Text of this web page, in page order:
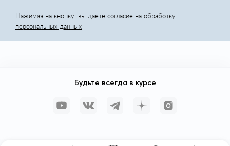
Нажимая на кнопку, вы даете согласие на обработку
персональных данных
Будьте всегда в курсе